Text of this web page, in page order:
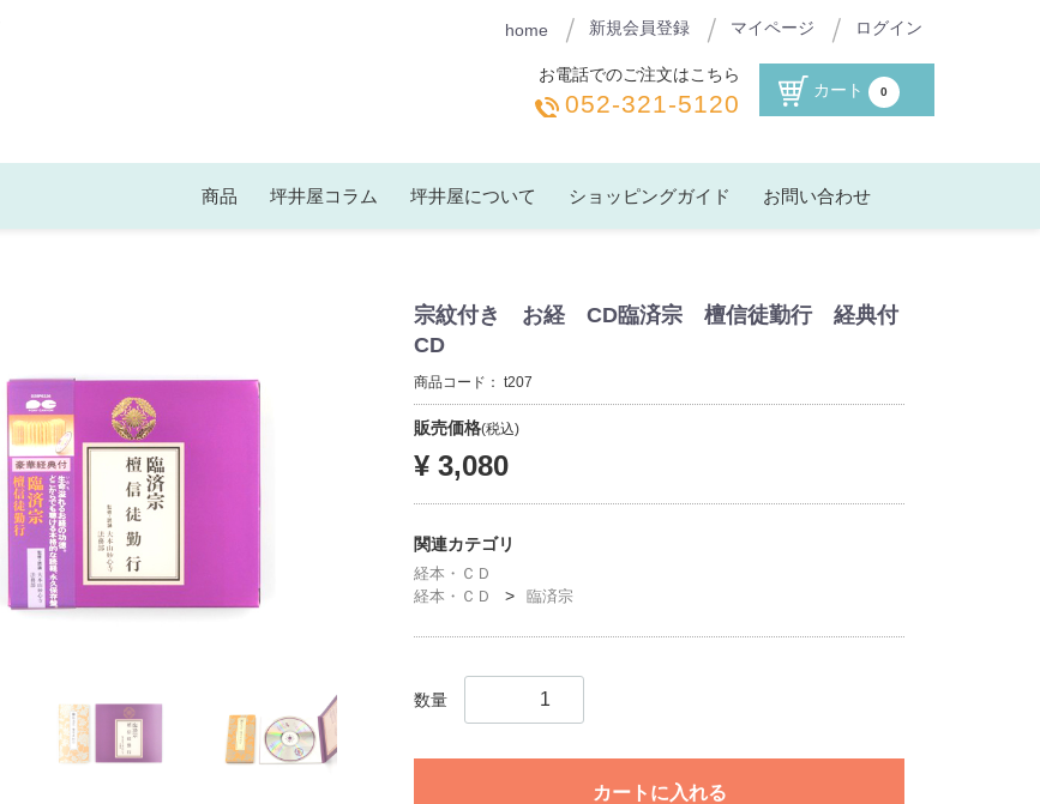
home 新規会員登録 マイページ ログイン
お電話でのご注文はこちら
052-321-5120 カート 0
商品 坪井屋コラム 坪井屋について ショッピングガイド お問い合わせ
宗紋付き お経 CD臨済宗 檀信徒勤行 経典付
CD
商品コード：t207
販売価格(税込)
¥ 3,080
関連カテゴリ
経本・ＣＤ
経本・ＣＤ
臨済宗
数量
カートに入れる